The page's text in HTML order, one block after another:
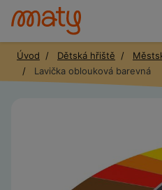
Úvod Dětská hřiště
Lavička oblouková barevná